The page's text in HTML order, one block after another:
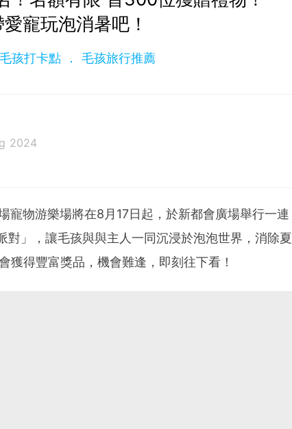
寵玩泡消暑吧！
孩打卡點 毛孩旅行推薦
2024
寵物游樂場將在8月17日起，於新都會廣場舉行一連
對」，讓毛孩與與主人一同沉浸於泡泡世界，消除夏
獲得豐富獎品，機會難逢，即刻往下看！